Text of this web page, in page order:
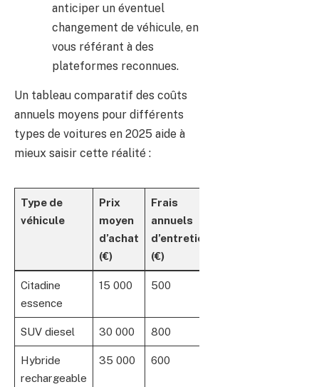
anticiper un éventuel
changement de véhicule, en
vous référant à des
plateformes reconnues.
Un tableau comparatif des coûts
annuels moyens pour différents
types de voitures en 2025 aide à
mieux saisir cette réalité :
Type de
véhicule
Prix
moyen
d’achat
(€)
Frais
annuels
d’entretien
(€)
Citadine
essence
15 000 500
SUV diesel 30 000 800
Hybride
rechargeable
35 000 600